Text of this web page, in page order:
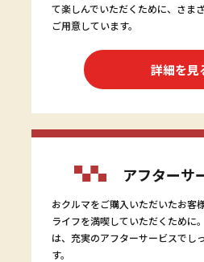
て楽しんでいただくために、さま
ご用意しています。
詳細を見
アフターサ
おクルマをご購入いただいたお客
ライフを満喫していただくために
は、充実のアフターサービスでし
す。